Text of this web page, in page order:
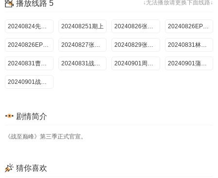
20241005中
20241012上 20241012中 20241013 20241014训练
20241014复盘 20241017 20241018 20241019上
20241019中 20241020 20241024瓶子 20241024久哲
20241025
↓无法播放请更换下面线路↓
播放线路 5
20240824先导片 202408251期上 20240826张大仙一视角 20240826EP1上中战局纯享
20240826EP1下战局纯享 20240827张大仙一视角 20240829张大仙陪看 20240831林墨一视角
20240831曹奂东一视角 20240831战局纯享 20240901周柯宇一视角 20240901蒲熠星一视角
20240901战局纯享
剧情简介
《战至巅峰》第三季正式官宣。
猜你喜欢